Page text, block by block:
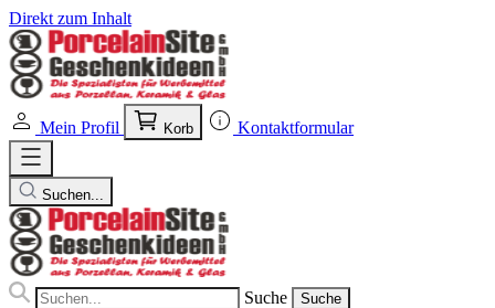
Direkt zum Inhalt
Mein Profil Korb Kontaktformular
Suchen...
Suche Suche